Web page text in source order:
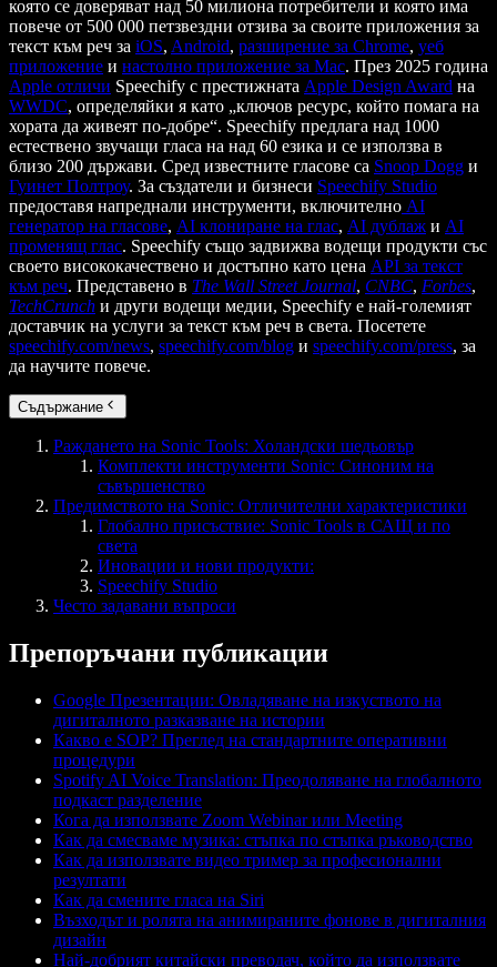
която се доверяват над 50 милиона потребители и която има
повече от 500 000 петзвездни отзива за своите приложения за
текст към реч за iOS, Android, разширение за Chrome, уеб
приложение и настолно приложение за Mac. През 2025 година
Apple отличи Speechify с престижната Apple Design Award на
WWDC, определяйки я като „ключов ресурс, който помага на
хората да живеят по-добре“. Speechify предлага над 1000
естествено звучащи гласа на над 60 езика и се използва в
близо 200 държави. Сред известните гласове са Snoop Dogg и
Гуинет Полтроу. За създатели и бизнеси Speechify Studio
предоставя напреднали инструменти, включително AI
генератор на гласове, AI клониране на глас, AI дублаж и AI
променящ глас. Speechify също задвижва водещи продукти със
своето висококачествено и достъпно като цена API за текст
към реч. Представено в The Wall Street Journal, CNBC, Forbes,
TechCrunch и други водещи медии, Speechify е най-големият
доставчик на услуги за текст към реч в света. Посетете
speechify.com/news, speechify.com/blog и speechify.com/press, за
да научите повече.
Съдържание
Раждането на Sonic Tools: Холандски шедьовър
Комплекти инструменти Sonic: Синоним на
съвършенство
Предимството на Sonic: Отличителни характеристики
Глобално присъствие: Sonic Tools в САЩ и по
света
Иновации и нови продукти:
Speechify Studio
Често задавани въпроси
Препоръчани публикации
Google Презентации: Овладяване на изкуството на
дигиталното разказване на истории
Какво е SOP? Преглед на стандартните оперативни
процедури
Spotify AI Voice Translation: Преодоляване на глобалното
подкаст разделение
Кога да използвате Zoom Webinar или Meeting
Как да смесваме музика: стъпка по стъпка ръководство
Как да използвате видео тример за професионални
резултати
Как да смените гласа на Siri
Възходът и ролята на анимираните фонове в дигиталния
дизайн
Най-добрият китайски преводач, който да използвате